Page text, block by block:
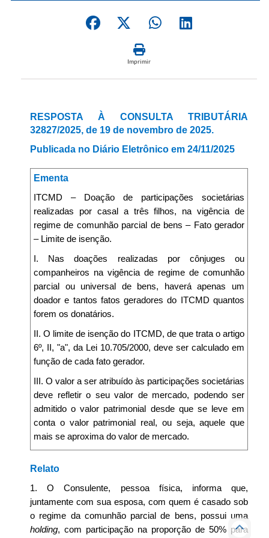
Imprimir
RESPOSTA À CONSULTA TRIBUTÁRIA
32827/2025, de 19 de novembro de 2025.
Publicada no Diário Eletrônico em 24/11/2025
Ementa
ITCMD – Doação de participações societárias
realizadas por casal a três filhos, na vigência de
regime de comunhão parcial de bens – Fato gerador
– Limite de isenção.
I. Nas doações realizadas por cônjuges ou
companheiros na vigência de regime de comunhão
parcial ou universal de bens, haverá apenas um
doador e tantos fatos geradores do ITCMD quantos
forem os donatários.
II. O limite de isenção do ITCMD, de que trata o artigo
6º, II, "a", da Lei 10.705/2000, deve ser calculado em
função de cada fato gerador.
III. O valor a ser atribuído às participações societárias
deve refletir o seu valor de mercado, podendo ser
admitido o valor patrimonial desde que se leve em
conta o valor patrimonial real, ou seja, aquele que
mais se aproxima do valor de mercado.
Relato
1. O Consulente, pessoa física, informa que,
juntamente com sua esposa, com quem é casado sob
o regime da comunhão parcial de bens, possui uma
holding, com participação na proporção de 50% para